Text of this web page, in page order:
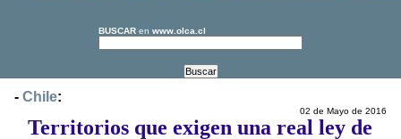
BUSCAR en www.olca.cl
- Chile:
02 de Mayo de 2016
Territorios que exigen una real ley de